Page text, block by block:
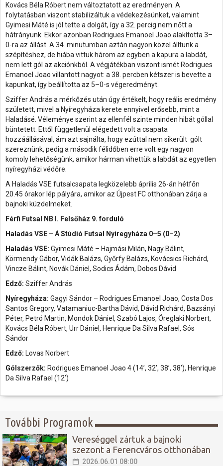
Kovács Béla Róbert nem változtatott az eredményen. A
folytatásban viszont stabilizáltuk a védekezésünket, valamint
Gyimesi Máté is jól tette a dolgát, így a 32. percig nem nőtt a
hátrányunk. Ekkor azonban Rodrigues Emanoel Joao alakította 3–
0-ra az állást. A 34. minutumban aztán nagyon közel álltunk a
szépítéshez, de hiába vittük három az egyben a kapura a labdát,
nem lett gól az akciónkból. A végjátékban viszont ismét Rodrigues
Emanoel Joao villantott nagyot: a 38. percben kétszer is bevette a
kapunkat, így beállította az 5–0-s végeredményt.
Sziffer András a mérkőzés után úgy értékelt, hogy reális eredmény
született, mivel a Nyíregyháza kerete ennyivel erősebb, mint a
Haladásé. Véleménye szerint az ellenfél szinte minden hibát góllal
büntetett. Ettől függetlenül elégedett volt a csapata
hozzáállásával, ám azt sajnálta, hogy ezúttal nem sikerült gólt
szereznünk, pedig a második félidőben erre volt egy nagyon
komoly lehetőségünk, amikor hárman vihettük a labdát az egyetlen
nyíregyházi védőre.
A Haladás VSE futsalcsapata legközelebb április 26-án hétfőn
20.45 órakor lép pályára, amikor az Újpest FC otthonában zárja a
bajnoki küzdelmeket.
Férfi Futsal NB I. Felsőház 9. forduló
Haladás VSE – Á Stúdió Futsal Nyíregyháza 0–5 (0–2)
Haladás VSE: Gyimesi Máté – Hajmási Milán, Nagy Bálint,
Körmendy Gábor, Vidák Balázs, Győrfy Balázs, Kovácsics Richárd,
Vincze Bálint, Novák Dániel, Sodics Ádám, Dobos Dávid
Edző: Sziffer András
Nyíregyháza: Gagyi Sándor – Rodrigues Emanoel Joao, Costa Dos
Santos Gregory, Vatamaniuc-Bartha Dávid, Dávid Richárd, Bazsányi
Péter, Petró Martin, Mondok Dániel, Szabó Lajos, Öreglaki Norbert,
Kovács Béla Róbert, Urr Dániel, Henrique Da Silva Rafael, Sós
Sándor
Edző: Lovas Norbert
Gólszerzők: Rodrigues Emanoel Joao 4 (14’, 32’, 38’, 38’), Henrique
Da Silva Rafael (12’)
További Programok
Vereséggel zártuk a bajnoki
szezont a Ferencváros otthonában
2026.06.01 08:00